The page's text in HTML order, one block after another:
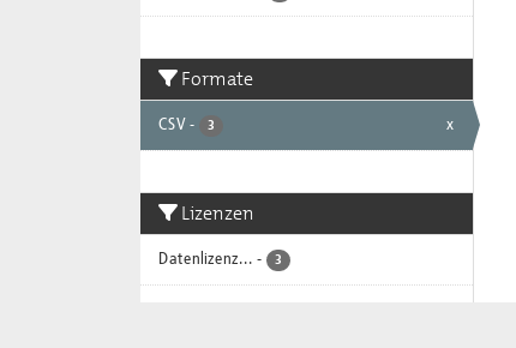
Formate
CSV - 3 x
Lizenzen
Datenlizenz... - 3